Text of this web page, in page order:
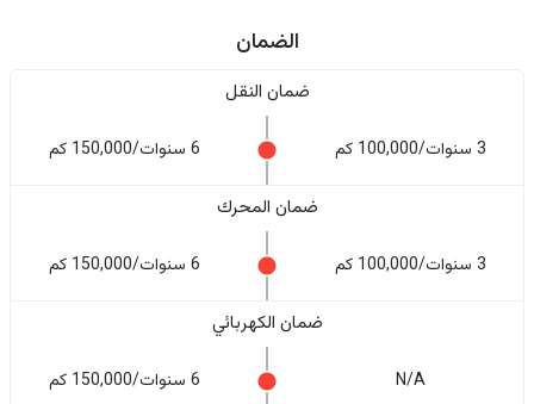
الضمان
ضمان النقل
3 سنوات/100,000 كم 6 سنوات/150,000 كم
ضمان المحرك
3 سنوات/100,000 كم 6 سنوات/150,000 كم
ضمان الكهربائي
N/A 6 سنوات/150,000 كم